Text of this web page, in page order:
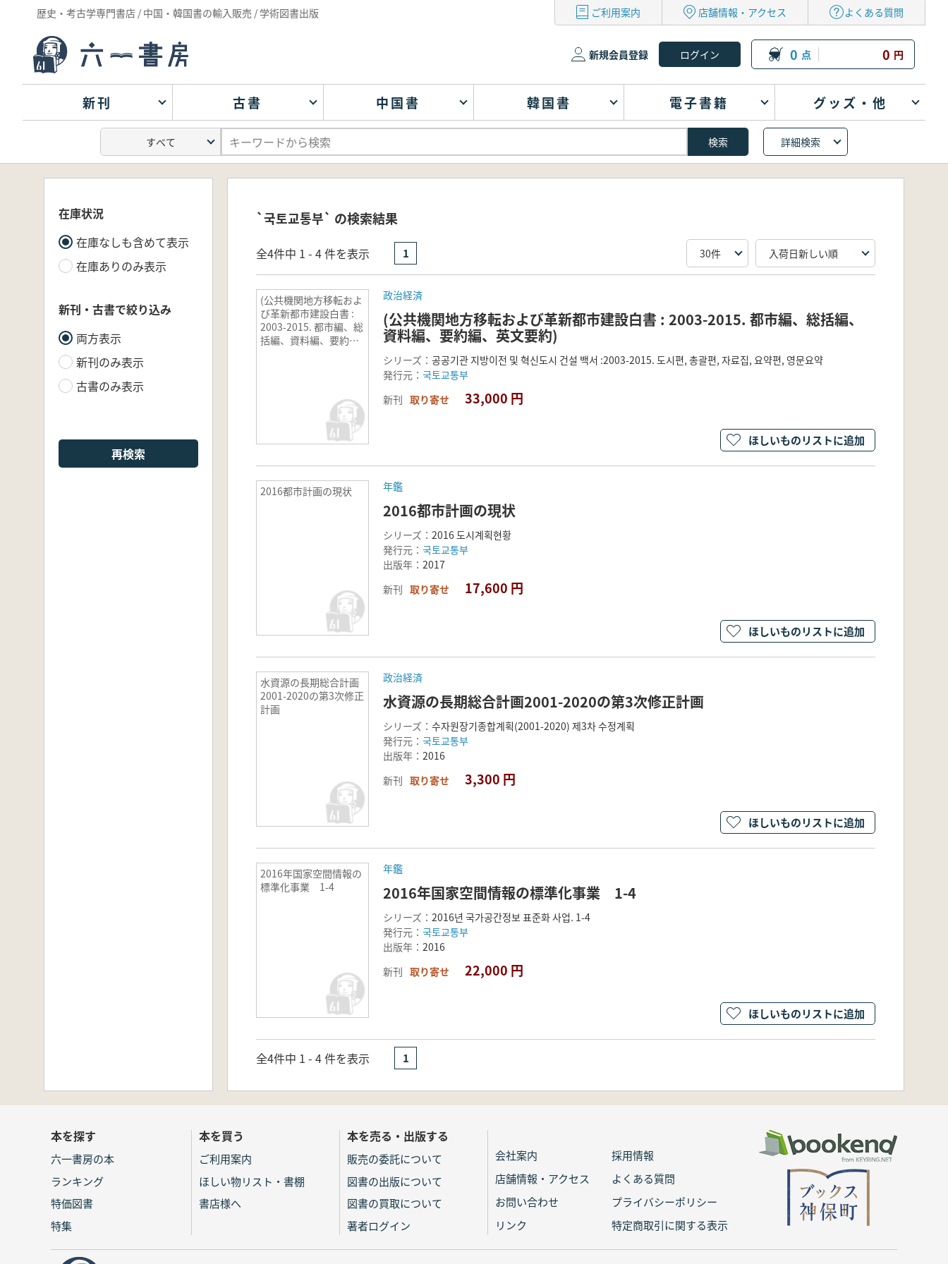
歴史・考古学専門書店 / 中国・韓国書の輸入販売 / 学術図書出版 ご利用案内 店舗情報・アクセス よくある質問
新規会員登録 0 点 0 円
新刊 古書 中国書 韓国書 電子書籍 グッズ・他
詳細検索
在庫状況
在庫なしも含めて表示
在庫ありのみ表示
新刊・古書で絞り込み
両方表示
新刊のみ表示
古書のみ表示
再検索
`국토교통부` の検索結果
全4件中 1 - 4 件を表示 1
(公共機関地方移転およ
び革新都市建設白書 :
2003-2015. 都市編、総
括編、資料編、要約
政治経済
(公共機関地方移転および革新都市建設白書 : 2003-2015. 都市編、総括編、
資料編、要約編、英文要約)
シリーズ： 공공기관 지방이전 및 혁신도시 건설 백서 :2003-2015. 도시편, 총괄편, 자료집, 요약편, 영문요약
発行元： 국토교통부
新刊 取り寄せ 33,000 円
ほしいものリストに追加
2016都市計画の現状 年鑑
2016都市計画の現状
シリーズ： 2016 도시계획현황
発行元： 국토교통부
出版年： 2017
新刊 取り寄せ 17,600 円
ほしいものリストに追加
水資源の長期総合計画
2001-2020の第3次修正
計画
政治経済
水資源の長期総合計画2001-2020の第3次修正計画
シリーズ： 수자원장기종합계획(2001-2020) 제3차 수정계획
発行元： 국토교통부
出版年： 2016
新刊 取り寄せ 3,300 円
ほしいものリストに追加
2016年国家空間情報の
標準化事業 1-4
年鑑
2016年国家空間情報の標準化事業 1-4
シリーズ： 2016년 국가공간정보 표준화 사업. 1-4
発行元： 국토교통부
出版年： 2016
新刊 取り寄せ 22,000 円
ほしいものリストに追加
全4件中 1 - 4 件を表示 1
本を探す
六一書房の本
ランキング
特価図書
特集
本を買う
ご利用案内
ほしい物リスト・書棚
書店様へ
本を売る・出版する
販売の委託について
図書の出版について
図書の買取について
著者ログイン
会社案内
採用情報
店舗情報・アクセス
よくある質問
お問い合わせ
プライバシーポリシー
リンク
特定商取引に関する表示